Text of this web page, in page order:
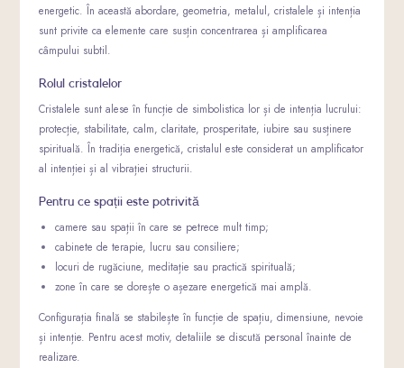
energetic. În această abordare, geometria, metalul, cristalele și intenția
sunt privite ca elemente care susțin concentrarea și amplificarea
câmpului subtil.
Rolul cristalelor
Cristalele sunt alese în funcție de simbolistica lor și de intenția lucrului:
protecție, stabilitate, calm, claritate, prosperitate, iubire sau susținere
spirituală. În tradiția energetică, cristalul este considerat un amplificator
al intenției și al vibrației structurii.
Pentru ce spații este potrivită
camere sau spații în care se petrece mult timp;
cabinete de terapie, lucru sau consiliere;
locuri de rugăciune, meditație sau practică spirituală;
zone în care se dorește o așezare energetică mai amplă.
Configurația finală se stabilește în funcție de spațiu, dimensiune, nevoie
și intenție. Pentru acest motiv, detaliile se discută personal înainte de
realizare.